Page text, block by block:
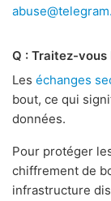
Q : Traitez-vous
Les échanges
bout, ce qui
données.
Pour protéger
chiffrement de
infrastructure